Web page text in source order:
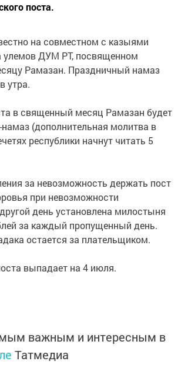
поста.
на совместном с казыями
улемов ДУМ РТ, посвященном
Рамазан. Праздничный намаз
утра.
в священный месяц Рамазан будет
(дополнительная молитва в
республики начнут читать 5
за невозможность держать пост
при невозможности
день установлена милостыня
за каждый пропущенный день.
остается за плательщиком.
выпадает на 4 июля.
важным и интересным в
Татмедиа